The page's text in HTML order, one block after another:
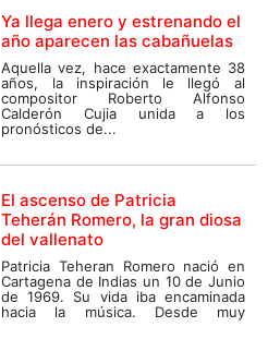
Ya llega enero y estrenando el
año aparecen las cabañuelas
Aquella vez, hace exactamente 38
años, la inspiración le llegó al
compositor Roberto Alfonso
Calderón Cujia unida a los
pronósticos de...
El ascenso de Patricia
Teherán Romero, la gran diosa
del vallenato
Patricia Teheran Romero nació en
Cartagena de Indias un 10 de Junio
de 1969. Su vida iba encaminada
hacia la música. Desde muy